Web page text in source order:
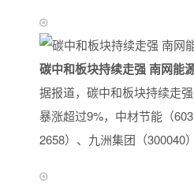
碳中和板块持续走强 南网能
据报道，碳中和板块持续走
暴涨超过9%，中材节能（
2658）、九洲集团（300040